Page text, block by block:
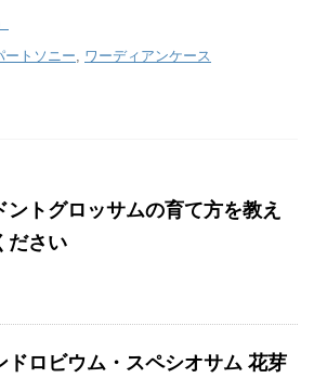
ートソニー, ワーディアンケース
ントグロッサムの育て方を教え
ださい
ドロビウム・スペシオサム 花芽